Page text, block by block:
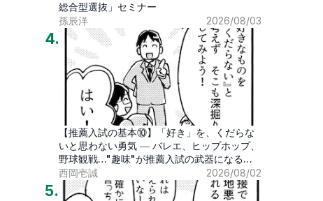
総合型選抜」セミナー
孫辰洋
2026/08/03
4.
【推薦入試の基本⑩】「好き」を、くだらな
いと思わない勇気 ― バレエ、ヒップホップ、
野球観戦…"趣味"が推薦入試の武器になる時
代
西岡壱誠 2026/08/02
5.